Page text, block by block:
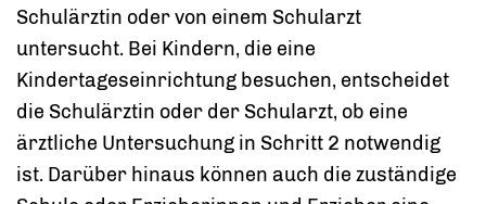
Schulärztin oder von einem Schularzt
untersucht. Bei Kindern, die eine
Kindertageseinrichtung besuchen, entscheidet
die Schulärztin oder der Schularzt, ob eine
ärztliche Untersuchung in Schritt 2 notwendig
ist. Darüber hinaus können auch die zuständige